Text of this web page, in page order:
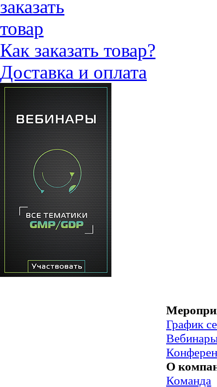
Как заказать товар?
Доставка и оплата
График
О
Команда